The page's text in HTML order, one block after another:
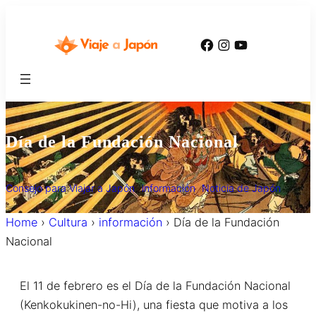
ッ
プ
Facebook
Instagram
YouTube
Día de la Fundación Nacional
Consejo para Viajar a Japón información Noticia de Japón
Home › Cultura › información › Día de la Fundación
Nacional
El 11 de febrero es el Día de la Fundación Nacional
(Kenkokukinen-no-Hi), una fiesta que motiva a los